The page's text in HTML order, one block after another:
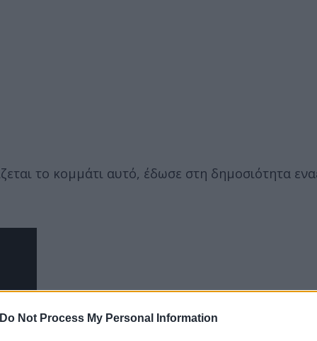
Do Not Process My Personal Information
το κομμάτι αυτό, έδωσε στη δημοσιότητα